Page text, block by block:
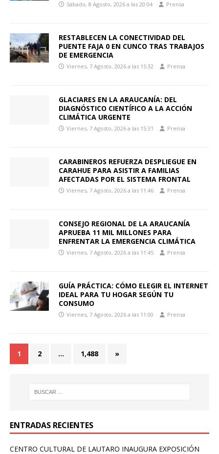
Sábado, 8 Agosto, 2026 a las 20:04 Prensa
RESTABLECEN LA CONECTIVIDAD DEL
PUENTE FAJA 0 EN CUNCO TRAS TRABAJOS
DE EMERGENCIA
Viernes, 7 Agosto, 2026 a las 15:32 Prensa
GLACIARES EN LA ARAUCANÍA: DEL
DIAGNÓSTICO CIENTÍFICO A LA ACCIÓN
CLIMÁTICA URGENTE
Viernes, 7 Agosto, 2026 a las 15:31 Prensa
CARABINEROS REFUERZA DESPLIEGUE EN
CARAHUE PARA ASISTIR A FAMILIAS
AFECTADAS POR EL SISTEMA FRONTAL
Viernes, 7 Agosto, 2026 a las 11:46 Prensa
CONSEJO REGIONAL DE LA ARAUCANÍA
APRUEBA 11 MIL MILLONES PARA
ENFRENTAR LA EMERGENCIA CLIMÁTICA
Viernes, 7 Agosto, 2026 a las 11:45 Prensa
GUÍA PRÁCTICA: CÓMO ELEGIR EL INTERNET
IDEAL PARA TU HOGAR SEGÚN TU
CONSUMO
Viernes, 7 Agosto, 2026 a las 11:00 Prensa
1 2 … 1,488 »
ENTRADAS RECIENTES
CENTRO CULTURAL DE LAUTARO INAUGURA EXPOSICIÓN